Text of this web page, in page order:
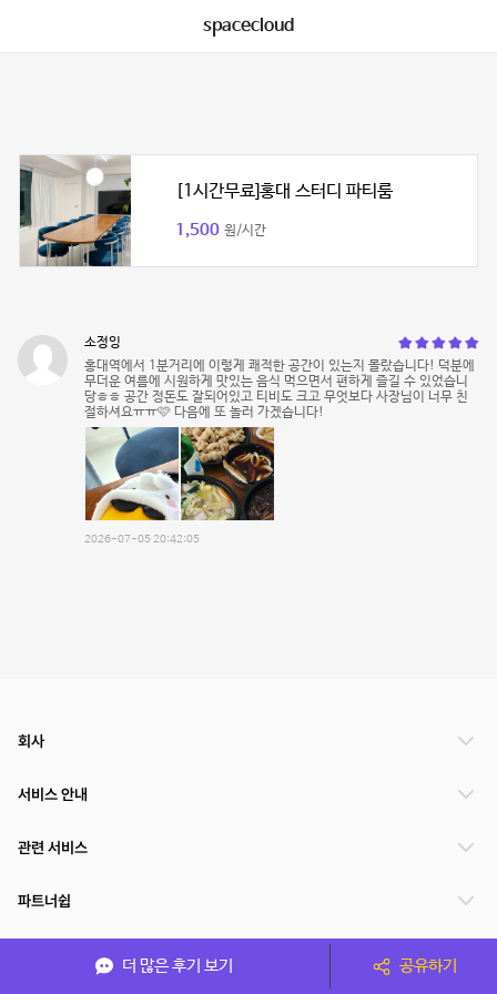
spacecloud
[1시간무료]홍대 스터디 파티룸
1,500 원/시간
소정잉
홍대역에서 1분거리에 이렇게 쾌적한 공간이 있는지 몰랐습니다! 덕분에
무더운 여름에 시원하게 맛있는 음식 먹으면서 편하게 즐길 수 있었습니
당ㅎㅎ 공간 정돈도 잘되어있고 티비도 크고 무엇보다 사장님이 너무 친
절하셔요ㅠㅠ🩷 다음에 또 놀러 가겠습니다!
2026-07-05 20:42:05
더 많은 후기 보기 공유하기
회사
서비스 안내
관련 서비스
파트너쉽
서비스 제공 국가